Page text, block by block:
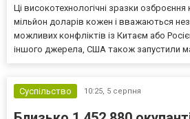
Ці високотехнологічні зразки
мільйон доларів кожен і вважаються
можливих конфліктів із Китаєм або
іншого джерела, США також запустили
Суспільство 10:25, 5 серпня